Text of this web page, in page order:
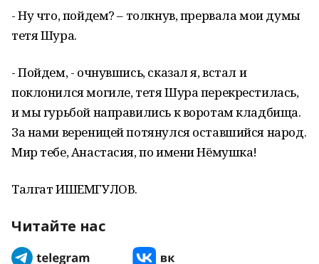
- Ну что, пойдем? – толкнув, прервала мои думы
тетя Шура.
- Пойдем, - очнувшись, сказал я, встал и
поклонился могиле, тетя Шура перекрестилась,
и мы гурьбой направились к воротам кладбища.
За нами вереницей потянулся оставшийся народ.
Мир тебе, Анастасия, по имени Нёмушка!
Талгат ИШЕМГУЛОВ.
Читайте нас